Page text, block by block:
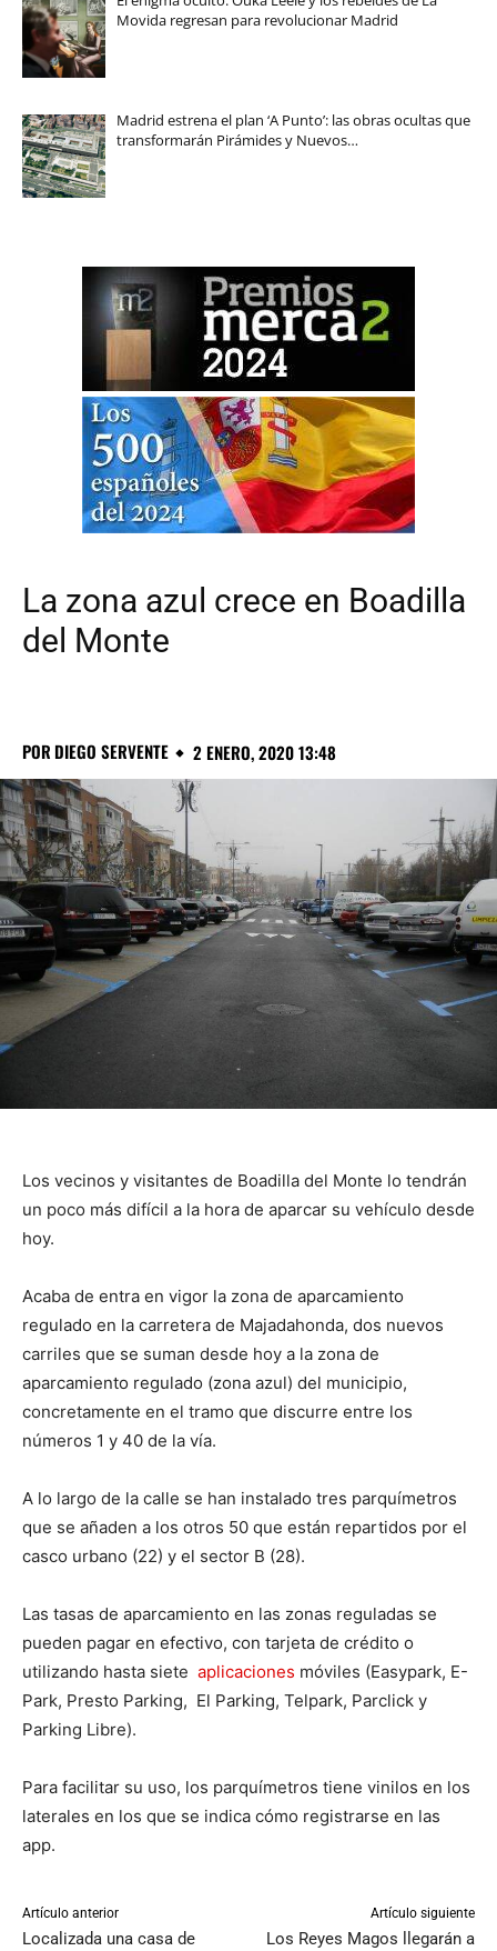
Movida regresan para revolucionar Madrid
Madrid estrena el plan ‘A Punto’: las obras ocultas que
transformarán Pirámides y Nuevos…
La zona azul crece en Boadilla
del Monte
POR DIEGO SERVENTE 2 ENERO, 2020 13:48
Los vecinos y visitantes de Boadilla del Monte lo tendrán
un poco más difícil a la hora de aparcar su vehículo desde
hoy.
Acaba de entra en vigor la zona de aparcamiento
regulado en la carretera de Majadahonda, dos nuevos
carriles que se suman desde hoy a la zona de
aparcamiento regulado (zona azul) del municipio,
concretamente en el tramo que discurre entre los
números 1 y 40 de la vía.
A lo largo de la calle se han instalado tres parquímetros
que se añaden a los otros 50 que están repartidos por el
casco urbano (22) y el sector B (28).
Las tasas de aparcamiento en las zonas reguladas se
pueden pagar en efectivo, con tarjeta de crédito o
utilizando hasta siete aplicaciones móviles (Easypark, E-
Park, Presto Parking, El Parking, Telpark, Parclick y
Parking Libre).
Para facilitar su uso, los parquímetros tiene vinilos en los
laterales en los que se indica cómo registrarse en las
app.
Artículo anterior
Localizada una casa de
Artículo siguiente
Los Reyes Magos llegarán a